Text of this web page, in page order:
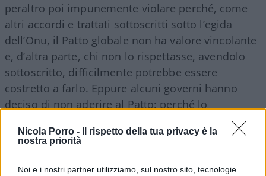
Nicola Porro -
Il rispetto della tua privacy è la
nostra priorità
Noi e i nostri partner utilizziamo, sul nostro sito, tecnologie
peraltro poi impunemente violare perché, come
altri accordi e trattati sottoscritti sotto l’egida
dell’Onu, il Patto globale non ha valore vincolante
e, d’altra parte, chi non lo rispettasse, avendolo
sottoscritto, difficilmente potrebbe essere
costretto a farlo. Eppure alcuni governi hanno
deciso di non aderire al Patto: perché lo
imporre limitazioni agli stati sovrani e perché,
assoluto “diritto all’emigrazione” e non intendono